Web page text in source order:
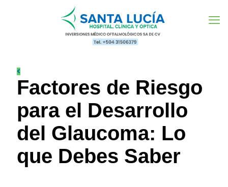
Factores de Riesgo
para el Desarrollo
del Glaucoma: Lo
que Debes Saber